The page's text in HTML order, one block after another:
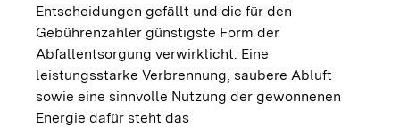
Entscheidungen gefällt und die für den
Gebührenzahler günstigste Form der
Abfallentsorgung verwirklicht. Eine
leistungsstarke Verbrennung, saubere Abluft
sowie eine sinnvolle Nutzung der gewonnenen
Energie dafür steht das